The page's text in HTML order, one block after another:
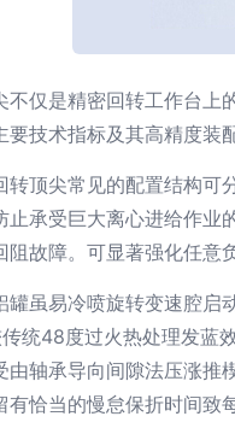
仅是精密回转工作台
技术指标及其高精度装
顶尖常见的配置结构
承受巨大离心进给作
故障。可显著强化任意
虽易冷喷旋转变速腔
统48度过火热处理发蓝
由轴承导向间隙法压涨
恰当的慢怠保折时间